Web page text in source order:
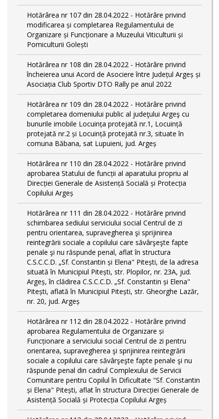
Hotărârea nr 107 din 28.04.2022 - Hotărâre privind
modificarea și completarea Regulamentului de
Organizare și Funcționare a Muzeului Viticulturii și
Pomiculturii Golești
Hotărârea nr 108 din 28.04.2022 - Hotărâre privind
încheierea unui Acord de Asociere între Județul Argeș și
Asociația Club Sportiv DTO Rally pe anul 2022
Hotărârea nr 109 din 28.04.2022 - Hotărâre privind
completarea domeniului public al judeţului Argeş cu
bunurile imobile Locuința protejată nr.1, Locuință
protejată nr.2 și Locuință protejată nr.3, situate în
comuna Băbana, sat Lupuieni, jud. Argeș
Hotărârea nr 110 din 28.04.2022 - Hotărâre privind
aprobarea Statului de funcții al aparatului propriu al
Direcției Generale de Asistență Socială și Protecția
Copilului Argeș
Hotărârea nr 111 din 28.04.2022 - Hotărâre privind
schimbarea sediului serviciului social Centrul de zi
pentru orientarea, supravegherea şi sprijinirea
reintegrării sociale a copilului care săvârşeşte fapte
penale şi nu răspunde penal, aflat în structura
C.S.C.C.D. „Sf. Constantin și Elena" Pitești, de la adresa
situată în Municipiul Pitești, str. Plopilor, nr. 23A, jud.
Argeș, în clădirea C.S.C.C.D. „Sf. Constantin și Elena"
Pitești, aflată în Municipiul Pitești, str. Gheorghe Lazăr,
nr. 20, jud. Argeș
Hotărârea nr 112 din 28.04.2022 - Hotărâre privind
aprobarea Regulamentului de Organizare și
Funcționare a serviciului social Centrul de zi pentru
orientarea, supravegherea şi sprijinirea reintegrării
sociale a copilului care săvârşeşte fapte penale şi nu
răspunde penal din cadrul Complexului de Servicii
Comunitare pentru Copilul în Dificultate "Sf. Constantin
și Elena" Pitești, aflat în structura Direcției Generale de
Asistență Socială și Protecția Copilului Argeș